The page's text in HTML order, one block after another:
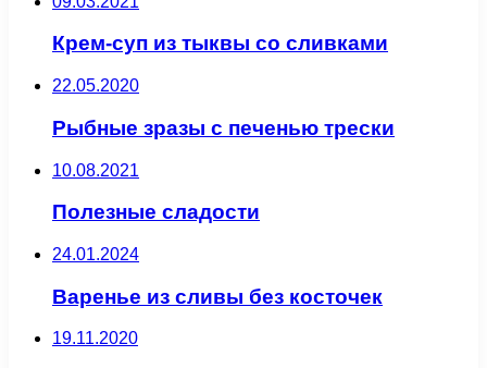
Крем-суп из тыквы со сливками
22.05.2020
Рыбные зразы с печенью трески
10.08.2021
Полезные сладости
24.01.2024
Варенье из сливы без косточек
19.11.2020